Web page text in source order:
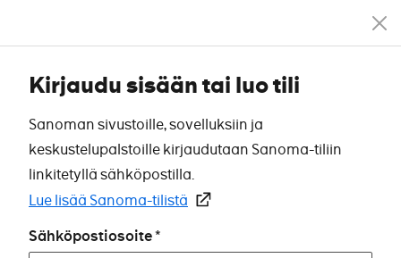
Kirjaudu sisään tai luo tili
Sanoman sivustoille, sovelluksiin ja
keskustelupalstoille kirjaudutaan Sanoma-tiliin
linkitetyllä sähköpostilla.
Lue lisää Sanoma-tilistä
Sähköpostiosoite